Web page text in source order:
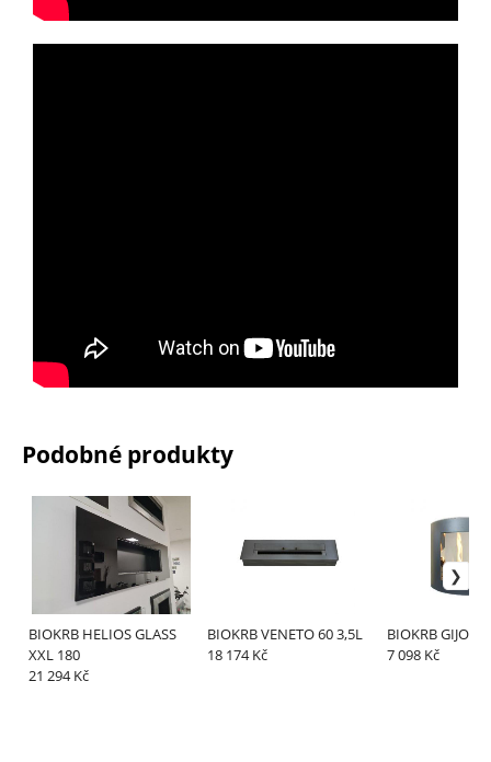
Podobné produkty
BIOKRB HELIOS GLASS
XXL 180
21 294 Kč
BIOKRB VENETO 60 3,5L
18 174 Kč
BIOKRB GIJON
7 098 Kč